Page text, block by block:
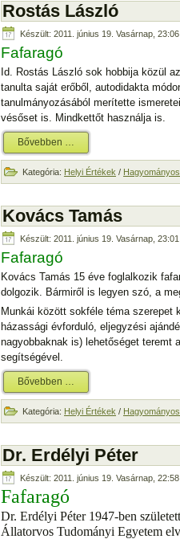
Rostás László
Készült: 2011. június 19. Vasárnap, 23:06
Fafaragó
Id. Rostás László sok hobbija közül
tanulta saját erőből, autodidakta
tanulmányozásából merítette
vésőset is. Mindkettőt használja is.
Bővebben …
Kategória: Helyi Értékek /
Kovács Tamás
Készült: 2011. június 19. Vasárnap, 23:01
Fafaragó
Kovács Tamás 15 éve foglalkozik
dolgozik. Bármiről is legyen szó, a
Munkái között sokféle téma szerepet
házassági évforduló, eljegyzési
nagyobbaknak is) lehetőséget teremt
segítségével.
Bővebben …
Kategória: Helyi Értékek /
Dr. Erdélyi Péter
Készült: 2011. június 19. Vasárnap, 22:58
Fafaragó
Dr. Erdélyi Péter 1947-ben
Állatorvos Tudományi Egyetem